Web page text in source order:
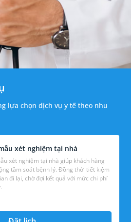
lựa chọn dịch vụ y tế theo nhu
xét nghiệm tại nhà
xét nghiệm tại nhà giúp khách hàng
tầm soát bệnh lý. Đồng thời tiết kiệm
kết quả với mức chi phí